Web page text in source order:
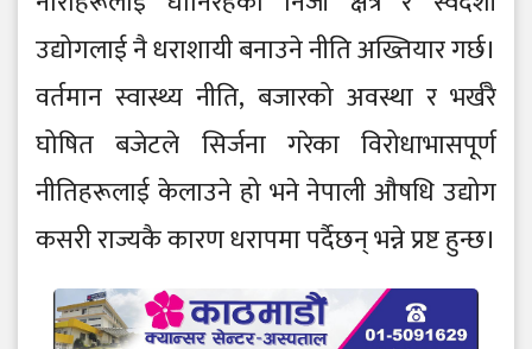
उद्योगलाई नै धराशायी बनाउने नीति अख्तियार गर्छ।
वर्तमान स्वास्थ्य नीति, बजारको अवस्था र भर्खरै
घोषित बजेटले सिर्जना गरेका विरोधाभासपूर्ण
नीतिहरूलाई केलाउने हो भने नेपाली औषधि उद्योग
कसरी राज्यकै कारण धरापमा पर्दैछन् भन्ने प्रष्ट हुन्छ।